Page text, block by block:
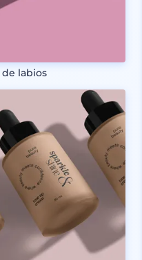
labios